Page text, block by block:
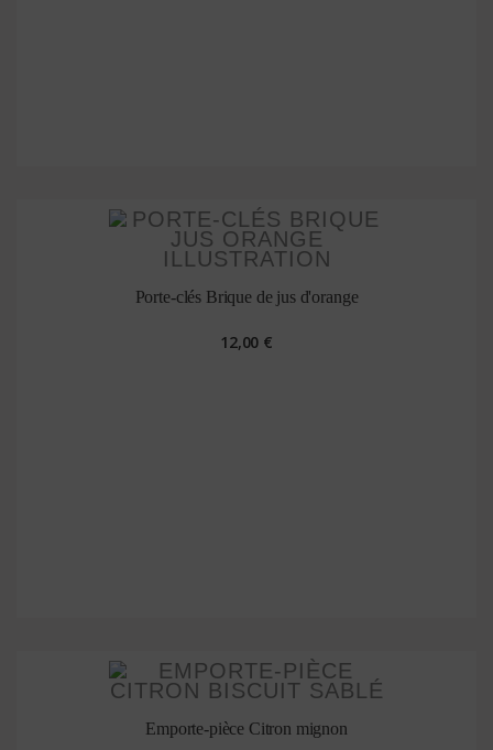
Porte-clés Brique de jus d'orange
12,00 €
Emporte-pièce Citron mignon